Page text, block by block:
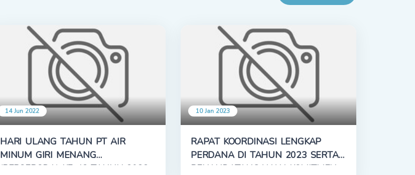
14 Jun 2022
HARI ULANG TAHUN PT AIR
MINUM GIRI MENANG
(PERSERODA) KE-42 TAHUN 2022
10 Jan 2023
RAPAT KOORDINASI LENGKAP
PERDANA DI TAHUN 2023 SERTA
PENANDATANGANAN KOMITMEN